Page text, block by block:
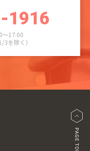
1916
17:00
3を除く）